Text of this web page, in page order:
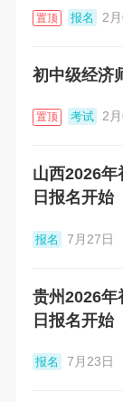
置顶 报名 2
初中级经济
置顶 考试 2
山西2026
日报名开始
报名 7月27日
贵州2026年
日报名开始
报名 7月23日